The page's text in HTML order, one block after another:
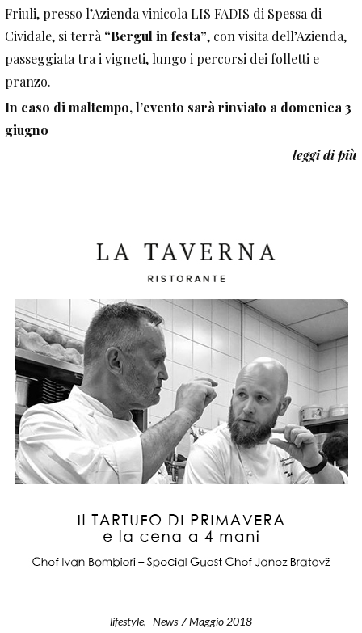
Friuli, presso l’Azienda vinicola LIS FADIS di Spessa di
Cividale, si terrà “Bergul in festa”, con visita dell’Azienda,
passeggiata tra i vigneti, lungo i percorsi dei folletti e
pranzo.
In caso di maltempo, l’evento sarà rinviato a domenica 3
giugno
leggi di più
lifestyle, News 7 Maggio 2018